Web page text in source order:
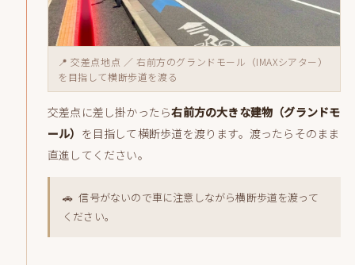
📍 交差点地点 ／ 右前方のグランドモール（IMAXシアター）
を目指して横断歩道を渡る
交差点に差し掛かったら右前方の大きな建物（グランドモ
ール） を目指して横断歩道を渡ります。渡ったらそのまま
直進してください。
🚗 信号がないので車に注意しながら横断歩道を渡って
ください。